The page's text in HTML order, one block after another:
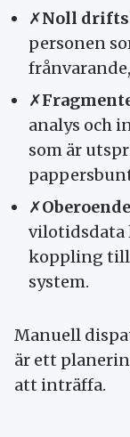
✗Noll
personen
✗
analys och
som är
✗
vilo­tids­data
koppling
system.
Manuell
är ett
att inträffa.